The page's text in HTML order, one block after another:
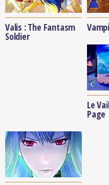
Valis : The Fantasm
Soldier
Le
Page